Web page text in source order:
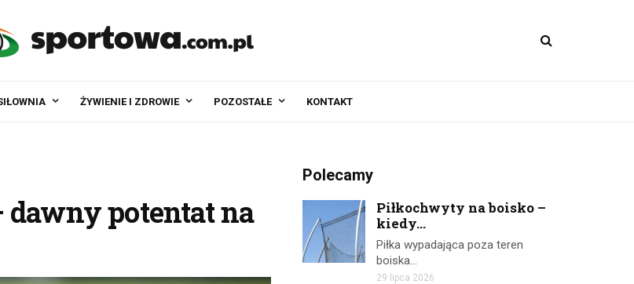
ŻYWIENIE I ZDROWIE POZOSTAŁE KONTAKT
potentat na
Polecamy
Piłkochwyty na boisko –
kiedy...
Piłka wypadająca poza teren
boiska…
29 lipca 2026